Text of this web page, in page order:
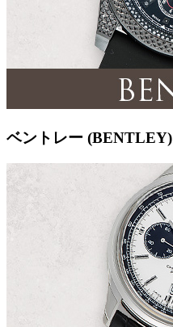
ベントレー (BENTLEY)